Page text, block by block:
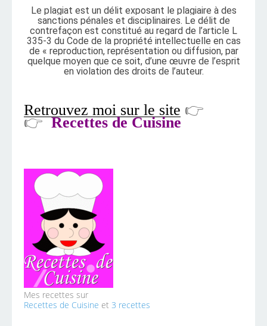
Le plagiat est un délit exposant le plagiaire à des
sanctions pénales et disciplinaires. Le délit de
contrefaçon est constitué au regard de l’article L
335-3 du Code de la propriété intellectuelle en cas
de « reproduction, représentation ou diffusion, par
quelque moyen que ce soit, d’une œuvre de l’esprit
en violation des droits de l’auteur.
Retrouvez moi sur le site 👉
👉Recettes de Cuisine
Mes recettes sur
Recettes de Cuisine et 3 recettes